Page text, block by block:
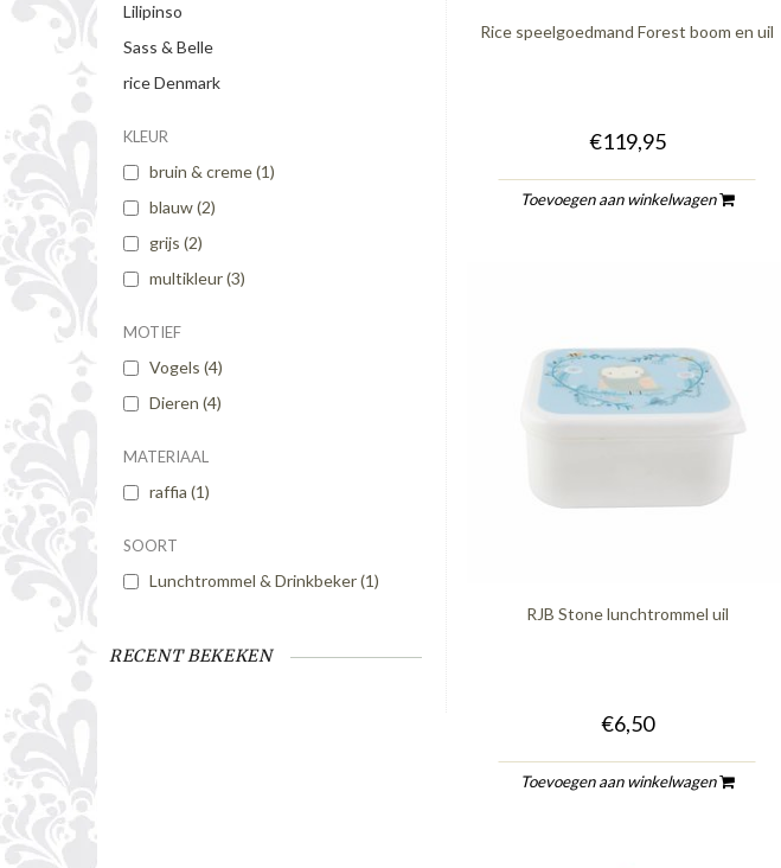
Lilipinso
Sass & Belle
rice Denmark
KLEUR
bruin & creme(1)
blauw(2)
grijs (2)
multikleur(3)
MOTIEF
Vogels (4)
Dieren (4)
MATERIAAL
raffia (1)
SOORT
Lunchtrommel & Drinkbeker(1)
RECENT BEKEKEN
Rice speelgoedmand Forest boom en uil
€119,95
Toevoegen aan winkelwagen
RJB Stone lunchtrommel uil
€6,50
Toevoegen aan winkelwagen